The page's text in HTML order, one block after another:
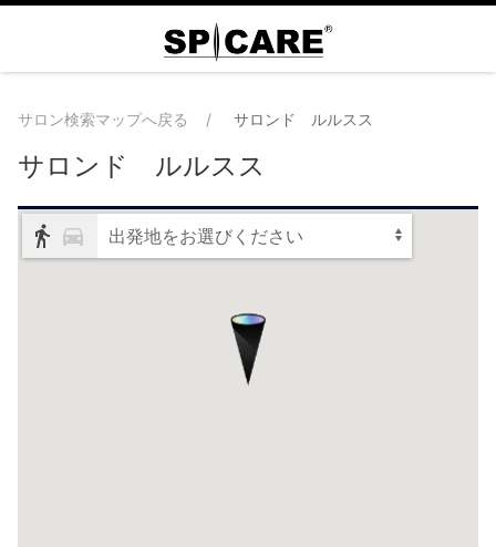
サロン検索マップへ戻る サロンド ルルスス
サロンド ルルスス
出発地をお選びください